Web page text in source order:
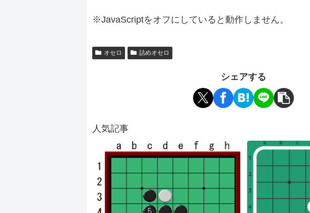
※JavaScriptをオフにしていると動作しません。
オセロ 詰めオセロ
シェアする
人気記事